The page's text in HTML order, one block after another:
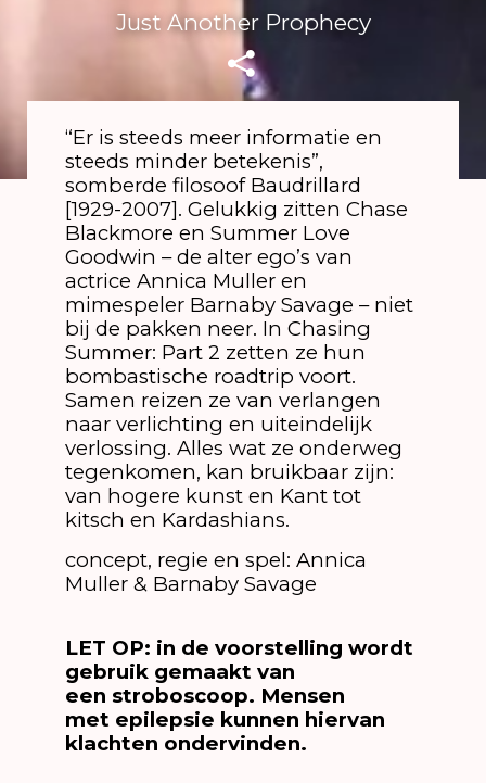
Just Another Prophecy
“Er is steeds meer informatie en
steeds minder betekenis”,
somberde filosoof Baudrillard
[1929-2007]. Gelukkig zitten Chase
Blackmore en Summer Love
Goodwin – de alter ego’s van
actrice Annica Muller en
mimespeler Barnaby Savage – niet
bij de pakken neer. In Chasing
Summer: Part 2 zetten ze hun
bombastische roadtrip voort.
Samen reizen ze van verlangen
naar verlichting en uiteindelijk
verlossing. Alles wat ze onderweg
tegenkomen, kan bruikbaar zijn:
van hogere kunst en Kant tot
kitsch en Kardashians.
concept, regie en spel: Annica
Muller & Barnaby Savage
LET OP: in de voorstelling wordt
gebruik gemaakt van
een stroboscoop. Mensen
met epilepsie kunnen hiervan
klachten ondervinden.